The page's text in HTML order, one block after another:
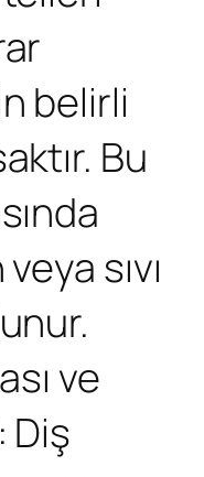
belirli
Bu
sıvı
ve
Diş